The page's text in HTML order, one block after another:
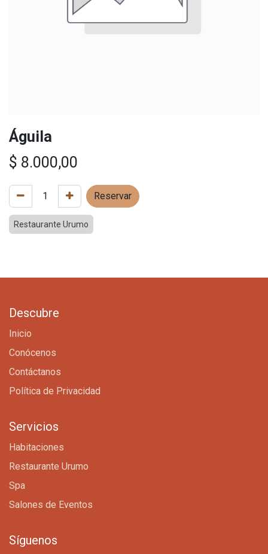
Águila
$ 8.000,00
Reservar
Restaurante Urumo
Descubre
Inicio
Conócenos
Contáctanos
Política de Privacidad
Servicios
Habitaciones
Restaurante Urumo
Spa
Salones de Eventos
Síguenos